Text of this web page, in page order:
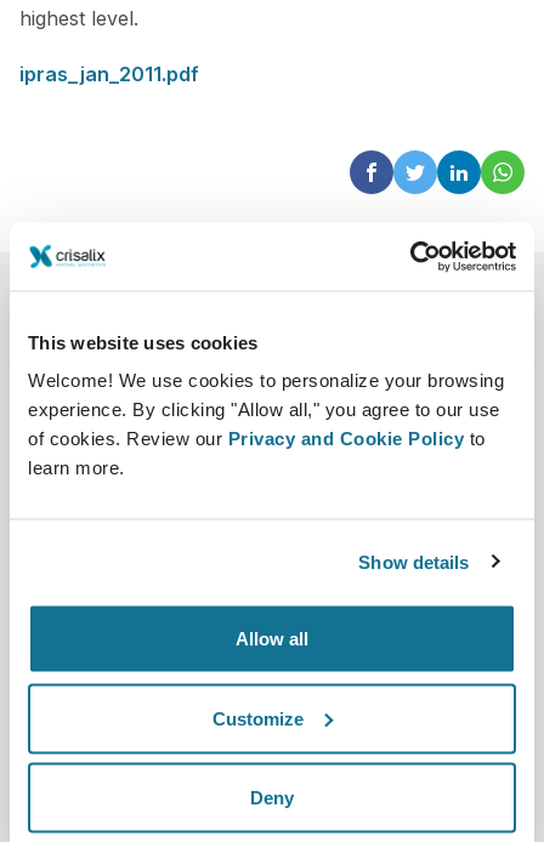
This website uses cookies
Welcome! We use cookies to personalize your browsing
experience. By clicking "Allow all," you agree to our use
of cookies. Review our Privacy and Cookie Policy to
learn more.
Show details
Allow all
Customize
Deny
highest level.
ipras_jan_2011.pdf
Công ty
Ấn phẩm
Resources
Quản lý 3D
thuật
Customer Stories